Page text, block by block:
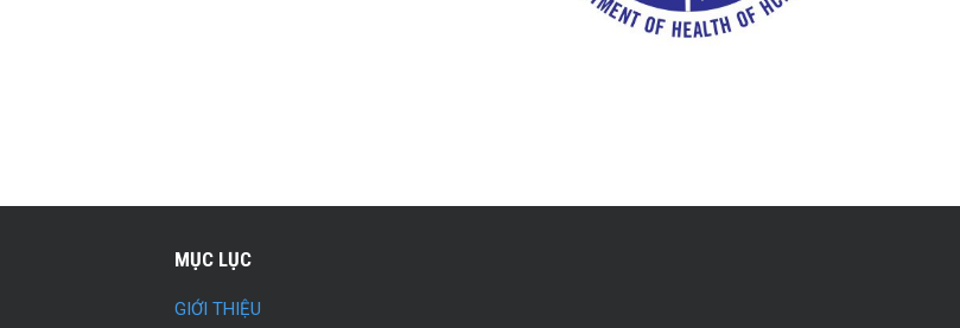
MỤC LỤC
GIỚI THIỆU